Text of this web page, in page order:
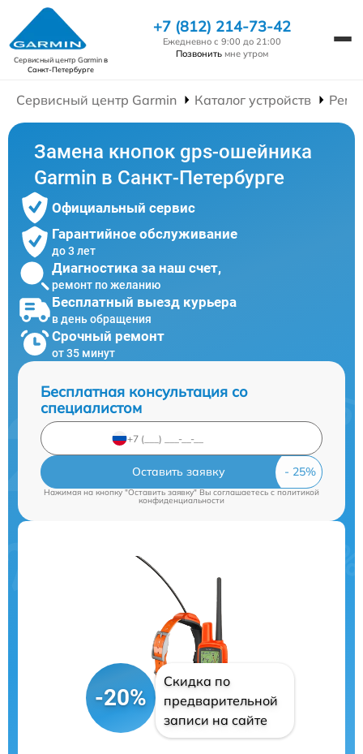
Сервисный центр Garminв
Санкт-Петербурге
+7 (812) 214-73-42
Ежедневно с 9:00 до 21:00
Позвонить мне утром
Сервисный центр Garmin Каталог устройств
Замена кнопок gps-ошейника
Garmin в Санкт-Петербурге
Официальный сервис
Гарантийное обслуживание
до 3 лет
Диагностика за наш счет,
ремонт по желанию
Бесплатный выезд курьера
в день обращения
Срочный ремонт
от 35 минут
Бесплатная консультация со
специалистом
Оставить заявку
Нажимая на кнопку "Оставить заявку" Вы соглашаетесь cполитикой
конфиденциальности
-20%
Скидка по
предварительной
записи на сайте